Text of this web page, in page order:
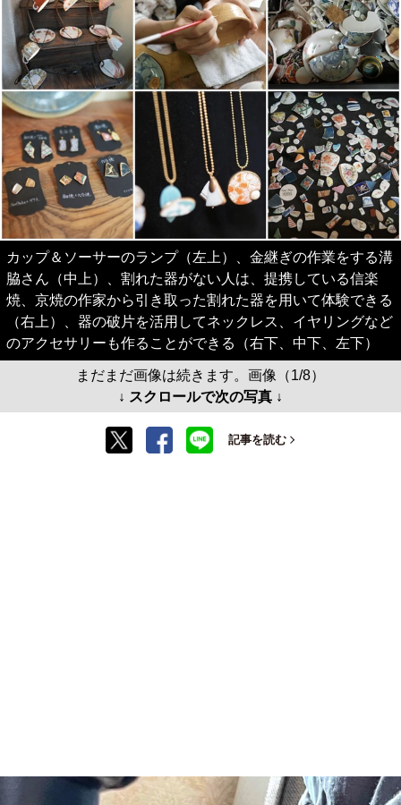
カップ＆ソーサーのランプ（左上）、金継ぎの作業をする溝
脇さん（中上）、割れた器がない人は、提携している信楽
焼、京焼の作家から引き取った割れた器を用いて体験できる
（右上）、器の破片を活用してネックレス、イヤリングなど
のアクセサリーも作ることができる（右下、中下、左下）
まだまだ画像は続きます。画像（1/8）
↓ スクロールで次の写真 ↓
記事を読む